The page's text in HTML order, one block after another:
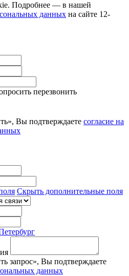
Подробнее — в нашей
данных на сайте 12-
перезвонить
Вы подтверждаете согласие на
Скрыть дополнительные поля
запрос», Вы подтверждаете
данных